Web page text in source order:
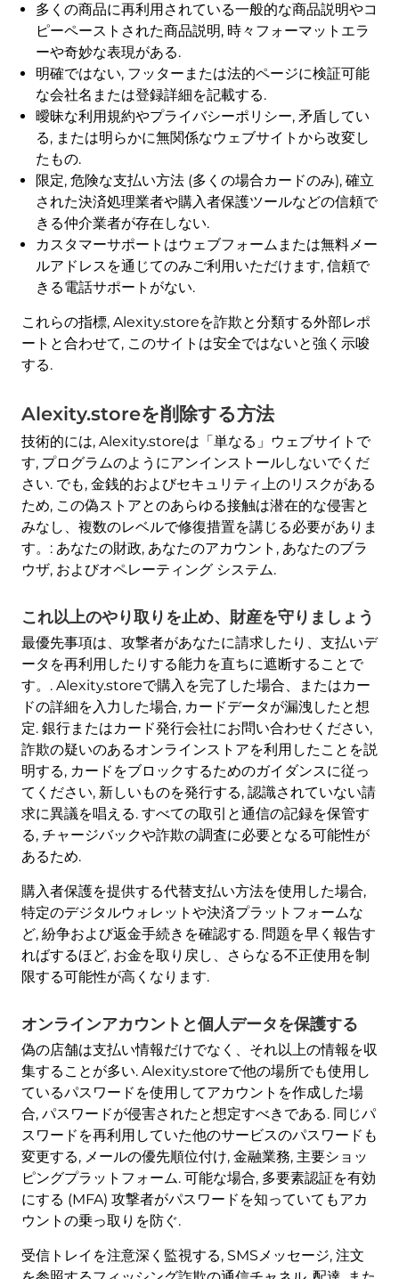
多くの商品に再利用されている一般的な商品説明やコ
ピーペーストされた商品説明, 時々フォーマットエラ
ーや奇妙な表現がある.
明確ではない, フッターまたは法的ページに検証可能
な会社名または登録詳細を記載する.
曖昧な利用規約やプライバシーポリシー, 矛盾してい
る, または明らかに無関係なウェブサイトから改変し
たもの.
限定, 危険な支払い方法 (多くの場合カードのみ), 確立
された決済処理業者や購入者保護ツールなどの信頼で
きる仲介業者が存在しない.
カスタマーサポートはウェブフォームまたは無料メー
ルアドレスを通じてのみご利用いただけます, 信頼で
きる電話サポートがない.
これらの指標, Alexity.storeを詐欺と分類する外部レポ
ートと合わせて, このサイトは安全ではないと強く示唆
する.
Alexity.storeを削除する方法
技術的には, Alexity.storeは「単なる」ウェブサイトで
す, プログラムのようにアンインストールしないでくだ
さい. でも, 金銭的およびセキュリティ上のリスクがある
ため, この偽ストアとのあらゆる接触は潜在的な侵害と
みなし、複数のレベルで修復措置を講じる必要がありま
す。: あなたの財政, あなたのアカウント, あなたのブラ
ウザ, およびオペレーティング システム.
これ以上のやり取りを止め、財産を守りましょう
最優先事項は、攻撃者があなたに請求したり、支払いデ
ータを再利用したりする能力を直ちに遮断することで
す。. Alexity.storeで購入を完了した場合、またはカー
ドの詳細を入力した場合, カードデータが漏洩したと想
定. 銀行またはカード発行会社にお問い合わせください,
詐欺の疑いのあるオンラインストアを利用したことを説
明する, カードをブロックするためのガイダンスに従っ
てください, 新しいものを発行する, 認識されていない請
求に異議を唱える. すべての取引と通信の記録を保管す
る, チャージバックや詐欺の調査に必要となる可能性が
あるため.
購入者保護を提供する代替支払い方法を使用した場合,
特定のデジタルウォレットや決済プラットフォームな
ど, 紛争および返金手続きを確認する. 問題を早く報告す
ればするほど, お金を取り戻し、さらなる不正使用を制
限する可能性が高くなります.
オンラインアカウントと個人データを保護する
偽の店舗は支払い情報だけでなく、それ以上の情報を収
集することが多い. Alexity.storeで他の場所でも使用し
ているパスワードを使用してアカウントを作成した場
合, パスワードが侵害されたと想定すべきである. 同じパ
スワードを再利用していた他のサービスのパスワードも
変更する, メールの優先順位付け, 金融業務, 主要ショッ
ピングプラットフォーム. 可能な場合, 多要素認証を有効
にする (MFA) 攻撃者がパスワードを知っていてもアカ
ウントの乗っ取りを防ぐ.
受信トレイを注意深く監視する, SMSメッセージ, 注文